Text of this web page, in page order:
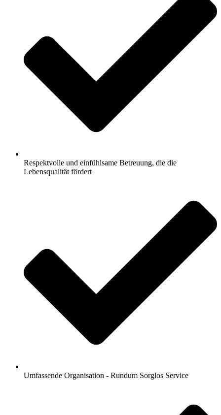
Respektvolle und einfühlsame Betreuung, die die
Lebensqualität fördert
Umfassende Organisation - Rundum Sorglos Service